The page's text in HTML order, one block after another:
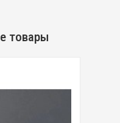
товары